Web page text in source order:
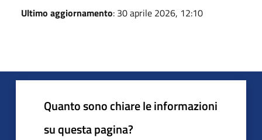
Ultimo aggiornamento: 30 aprile 2026, 12:10
Quanto sono chiare le informazioni
su questa pagina?